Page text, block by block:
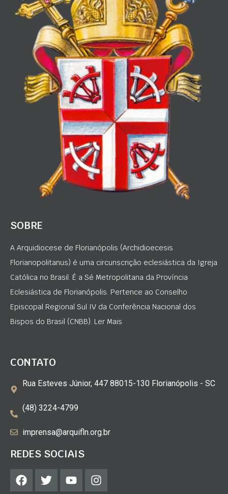
SOBRE
A Arquidiocese de Florianópolis (Archidioecesis
Florianopolitanus) é uma circunscrição eclesiástica da Igreja
Católica no Brasil. É a Sé Metropolitana da Província
Eclesiástica de Florianópolis. Pertence ao Conselho
Episcopal Regional Sul IV da Conferência Nacional dos
Bispos do Brasil (CNBB). Ler Mais
CONTATO
Rua Esteves Júnior, 447 88015-130 Florianópolis - SC
(48) 3224-4799
imprensa@arquifln.org.br
REDES SOCIAIS